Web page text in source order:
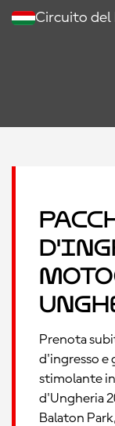
Circuito del
Prenota
d'ingresso e
stimolante
d'Ungheria
Balaton